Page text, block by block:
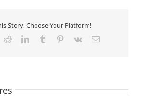
Story, Choose Your Platform!
RedditLinkedInTumblr Pinterest
Vk Email